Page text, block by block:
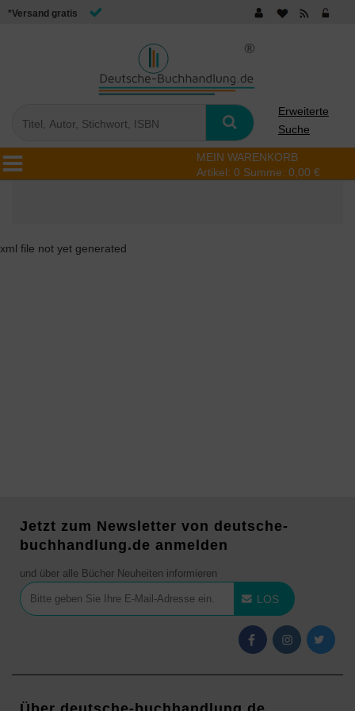
*Versand gratis
Erweiterte
Suche
MEIN WARENKORB
Artikel: 0 Summe: 0,00 €
xml file not yet generated
Jetzt zum Newsletter von deutsche-
buchhandlung.de anmelden
und über alle Bücher Neuheiten informieren
LOS